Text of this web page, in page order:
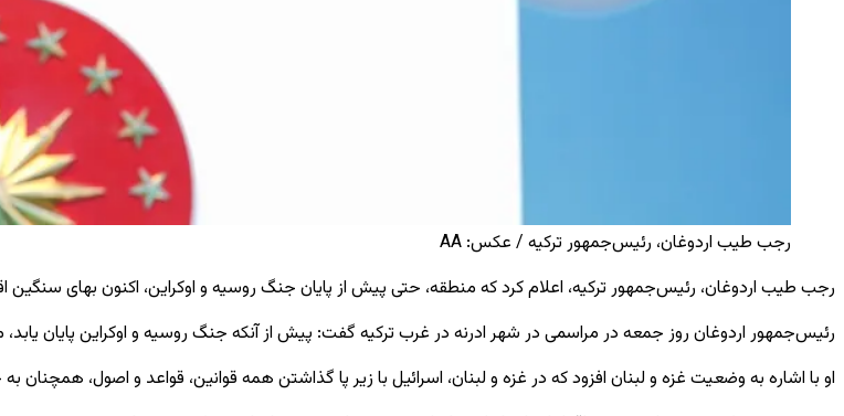
رجب طیب اردوغان، رئیس‌جمهور ترکیه / عکس: ‌AA
رجب طیب اردوغان، رئیس‌جمهور ترکیه، اعلام کرد که منطقه، حتی پیش از پایان جنگ روسیه و اوکراین، اکنون بهای سنگین
رئیس‌جمهور اردوغان روز جمعه در مراسمی در شهر ادرنه در غرب ترکیه گفت: پیش از آنکه جنگ روسیه و اوکراین پایان
او با اشاره به وضعیت غزه و لبنان افزود که در غزه و لبنان، اسرائیل با زیر پا گذاشتن همه قوانین، قواعد و اصول، همچنان